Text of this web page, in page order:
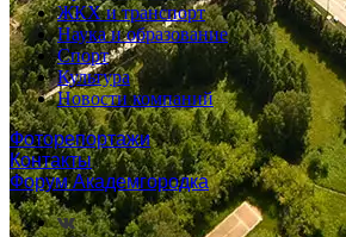
ЖКХ и транспорт
Наука и образование
Спорт
Культура
Новости компаний
Фоторепортажи
Контакты
Форум Академгородка